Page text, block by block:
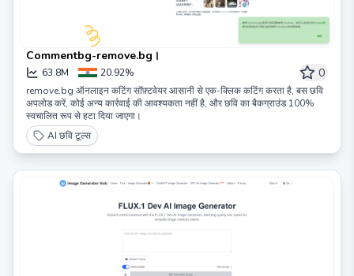
Commentbg-remove.bg।
63.8M 20.92% 0
remove.bg ऑनलाइन कटिंग सॉफ़्टवेयर आसानी से एक-क्लिक कटिंग करता है, बस छवि
अपलोड करें, कोई अन्य कार्रवाई की आवश्यकता नहीं है, और छवि का बैकग्राउंड 100%
स्वचालित रूप से हटा दिया जाएगा।
AI छवि टूल्स